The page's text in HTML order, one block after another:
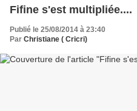
Fifine s'est multipliée....
Publié le 25/08/2014 à 23:40
Par Christiane ( Cricri)